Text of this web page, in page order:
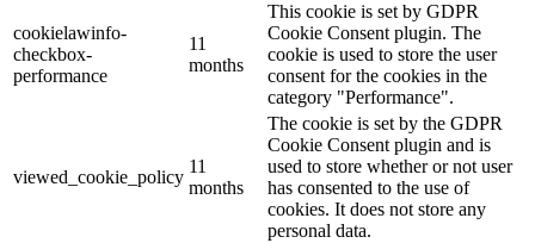
cookielawinfo-
checkbox-
performance
11
months
This cookie is set by GDPR
Cookie Consent plugin. The
cookie is used to store the user
consent for the cookies in the
category "Performance".
viewed_cookie_policy
11
months
The cookie is set by the GDPR
Cookie Consent plugin and is
used to store whether or not user
has consented to the use of
cookies. It does not store any
personal data.